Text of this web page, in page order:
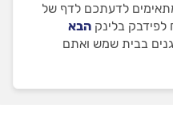
לדעתכם לדף של
לפידבק בלינק הבא
בבית שמש ואתם